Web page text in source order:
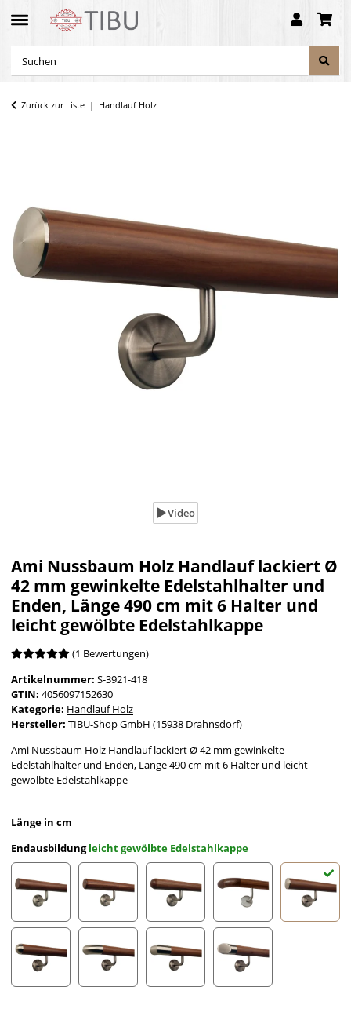
Zurück zur Liste Handlauf Holz
Video
Ami Nussbaum Holz Handlauf lackiert Ø
42 mm gewinkelte Edelstahlhalter und
Enden, Länge 490 cm mit 6 Halter und
leicht gewölbte Edelstahlkappe
(1 Bewertungen)
Artikelnummer: S-3921-418
GTIN: 4056097152630
Kategorie: Handlauf Holz
Hersteller: TIBU-Shop GmbH (15938 Drahnsdorf)
Ami Nussbaum Holz Handlauf lackiert Ø 42 mm gewinkelte
Edelstahlhalter und Enden, Länge 490 cm mit 6 Halter und leicht
gewölbte Edelstahlkappe
Länge in cm
Endausbildungleicht gewölbte Edelstahlkappe
gefast Radius gefrästHalbkugel gefrästHolzkrümmling